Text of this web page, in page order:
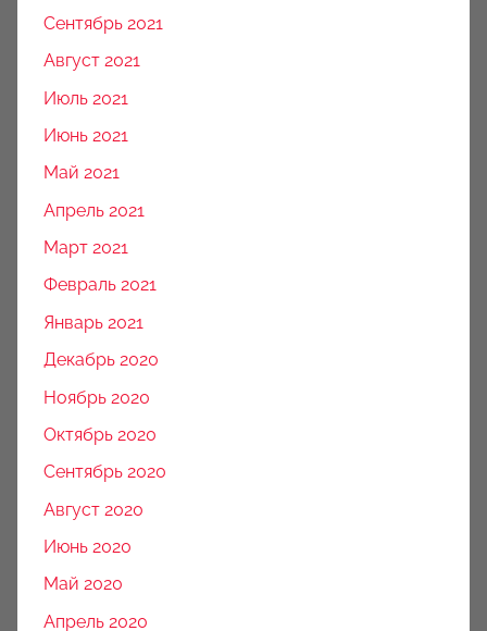
Сентябрь 2021
Август 2021
Июль 2021
Июнь 2021
Май 2021
Апрель 2021
Март 2021
Февраль 2021
Январь 2021
Декабрь 2020
Ноябрь 2020
Октябрь 2020
Сентябрь 2020
Август 2020
Июнь 2020
Май 2020
Апрель 2020